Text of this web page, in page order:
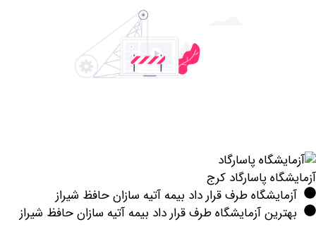
پاسارگاد کرج
طرف قرار داد بیمه آتیه سازان حافظ شیراز
آزمایشگاه طرف قرار داد بیمه آتیه سازان حافظ شیراز